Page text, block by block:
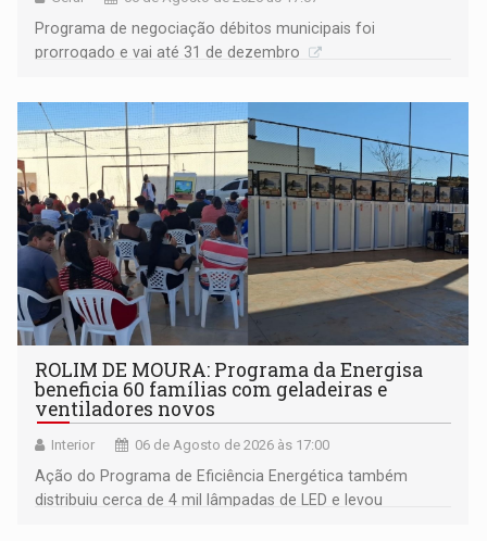
Programa de negociação débitos municipais foi
prorrogado e vai até 31 de dezembro
ROLIM DE MOURA: Programa da Energisa
beneficia 60 famílias com geladeiras e
ventiladores novos
Interior 06 de Agosto de 2026 às 17:00
Ação do Programa de Eficiência Energética também
distribuiu cerca de 4 mil lâmpadas de LED e levou